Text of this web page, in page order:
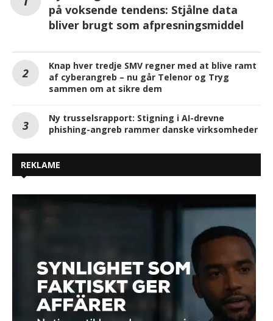
på voksende tendens: Stjålne data
bliver brugt som afpresningsmiddel
Knap hver tredje SMV regner med at blive ramt
af cyberangreb – nu går Telenor og Tryg
sammen om at sikre dem
Ny trusselsrapport: Stigning i AI-drevne
phishing-angreb rammer danske virksomheder
REKLAME